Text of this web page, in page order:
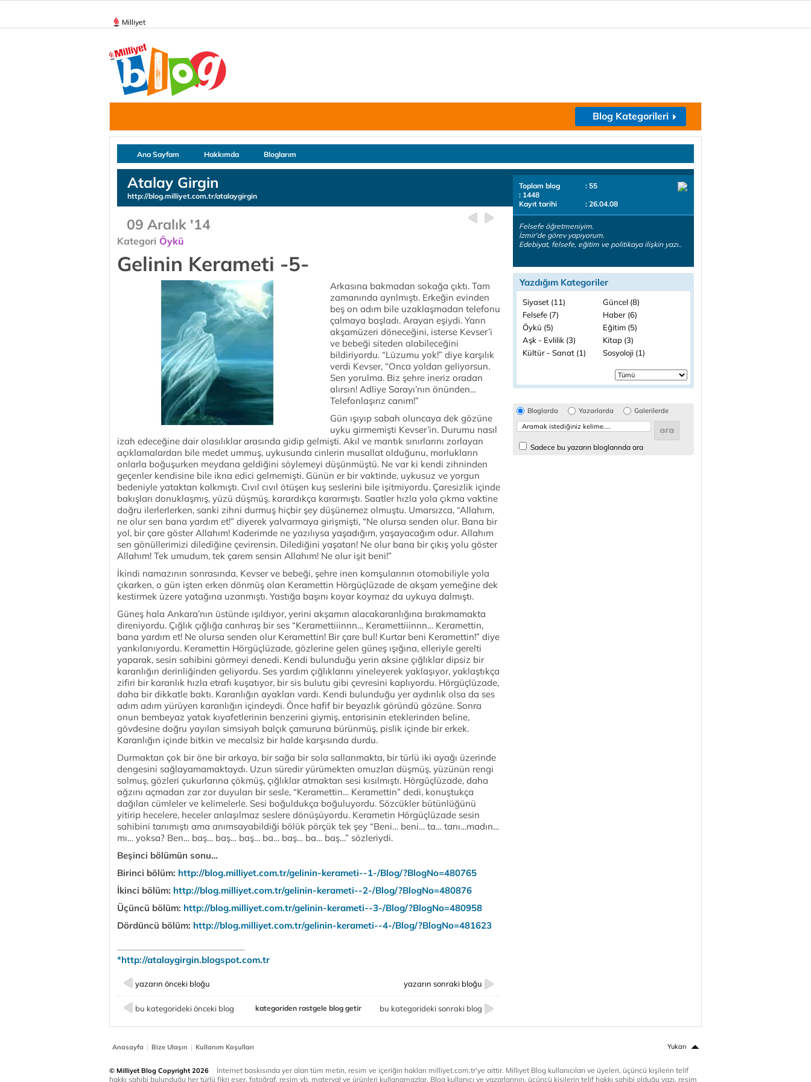
Milliyet
Blog Kategorileri
Ana Sayfam Hakkımda Bloglarım
Atalay Girgin
http://blog.milliyet.com.tr/atalaygirgin
09 Aralık '14
Kategori Öykü
Gelinin Kerameti -5-
Arkasına bakmadan sokağa çıktı. Tam
zamanında ayrılmıştı. Erkeğin evinden
beş on adım bile uzaklaşmadan telefonu
çalmaya başladı. Arayan eşiydi. Yarın
akşamüzeri döneceğini, isterse Kevser’i
ve bebeği siteden alabileceğini
bildiriyordu. “Lüzumu yok!” diye karşılık
verdi Kevser, “Onca yoldan geliyorsun.
Sen yorulma. Biz şehre ineriz oradan
alırsın! Adliye Sarayı’nın önünden…
Telefonlaşırız canım!”
Gün ışıyıp sabah oluncaya dek gözüne
uyku girmemişti Kevser’in. Durumu nasıl
izah edeceğine dair olasılıklar arasında gidip gelmişti. Akıl ve mantık sınırlarını zorlayan
açıklamalardan bile medet ummuş, uykusunda cinlerin musallat olduğunu, morlukların
onlarla boğuşurken meydana geldiğini söylemeyi düşünmüştü. Ne var ki kendi zihninden
geçenler kendisine bile ikna edici gelmemişti. Günün er bir vaktinde, uykusuz ve yorgun
bedeniyle yataktan kalkmıştı. Cıvıl cıvıl ötüşen kuş seslerini bile işitmiyordu. Çaresizlik içinde
bakışları donuklaşmış, yüzü düşmüş, karardıkça kararmıştı. Saatler hızla yola çıkma vaktine
doğru ilerlerlerken, sanki zihni durmuş hiçbir şey düşünemez olmuştu. Umarsızca, “Allahım,
ne olur sen bana yardım et!” diyerek yalvarmaya girişmişti, “Ne olursa senden olur. Bana bir
yol, bir çare göster Allahım! Kaderimde ne yazılıysa yaşadığım, yaşayacağım odur. Allahım
sen gönüllerimizi dilediğine çevirensin. Dilediğini yaşatan! Ne olur bana bir çıkış yolu göster
Allahım! Tek umudum, tek çarem sensin Allahım! Ne olur işit beni!”
İkindi namazının sonrasında, Kevser ve bebeği, şehre inen komşularının otomobiliyle yola
çıkarken, o gün işten erken dönmüş olan Keramettin Hörgüçlüzade de akşam yemeğine dek
kestirmek üzere yatağına uzanmıştı. Yastığa başını koyar koymaz da uykuya dalmıştı.
Güneş hala Ankara’nın üstünde ışıldıyor, yerini akşamın alacakaranlığına bırakmamakta
direniyordu. Çığlık çığlığa canhıraş bir ses “Keramettiiinnn… Keramettiiinnn… Keramettin,
bana yardım et! Ne olursa senden olur Keramettin! Bir çare bul! Kurtar beni Keramettin!” diye
yankılanıyordu. Keramettin Hörgüçlüzade, gözlerine gelen güneş ışığına, elleriyle gerelti
yaparak, sesin sahibini görmeyi denedi. Kendi bulunduğu yerin aksine çığlıklar dipsiz bir
karanlığın derinliğinden geliyordu. Ses yardım çığlıklarını yineleyerek yaklaşıyor, yaklaştıkça
zifiri bir karanlık hızla etrafı kuşatıyor, bir sis bulutu gibi çevresini kaplıyordu. Hörgüçlüzade,
daha bir dikkatle baktı. Karanlığın ayakları vardı. Kendi bulunduğu yer aydınlık olsa da ses
adım adım yürüyen karanlığın içindeydi. Önce hafif bir beyazlık göründü gözüne. Sonra
onun bembeyaz yatak kıyafetlerinin benzerini giymiş, entarisinin eteklerinden beline,
gövdesine doğru yayılan simsiyah balçık çamuruna bürünmüş, pislik içinde bir erkek.
Karanlığın içinde bitkin ve mecalsiz bir halde karşısında durdu.
Durmaktan çok bir öne bir arkaya, bir sağa bir sola sallanmakta, bir türlü iki ayağı üzerinde
dengesini sağlayamamaktaydı. Uzun süredir yürümekten omuzları düşmüş, yüzünün rengi
solmuş, gözleri çukurlarına çökmüş, çığlıklar atmaktan sesi kısılmıştı. Hörgüçlüzade, daha
ağzını açmadan zar zor duyulan bir sesle, “Keramettin… Keramettin” dedi, konuştukça
dağılan cümleler ve kelimelerle. Sesi boğuldukça boğuluyordu. Sözcükler bütünlüğünü
yitirip hecelere, heceler anlaşılmaz seslere dönüşüyordu. Kerametin Hörgüçlüzade sesin
sahibini tanımıştı ama anımsayabildiği bölük pörçük tek şey “Beni… beni… ta… tanı…madın…
mı… yoksa? Ben… baş… baş… baş… ba… baş… ba… baş…” sözleriydi.
Beşinci bölümün sonu…
Birinci bölüm: http://blog.milliyet.com.tr/gelinin-kerameti--1-/Blog/?BlogNo=480765
İkinci bölüm: http://blog.milliyet.com.tr/gelinin-kerameti--2-/Blog/?BlogNo=480876
Üçüncü bölüm: http://blog.milliyet.com.tr/gelinin-kerameti--3-/Blog/?BlogNo=480958
Dördüncü bölüm: http://blog.milliyet.com.tr/gelinin-kerameti--4-/Blog/?BlogNo=481623
*http://atalaygirgin.blogspot.com.tr
yazarın önceki bloğu yazarın sonraki bloğu
bu kategorideki önceki blog bu kategorideki sonraki blog
kategoriden rastgele blog getir
Toplam blog
: 55
: 1448
Kayıt tarihi
: 26.04.08
Felsefe öğretmeniyim.
İzmir'de görev yapıyorum.
Edebiyat, felsefe, eğitim ve politikaya ilişkin yazı..
Yazdığım Kategoriler
Siyaset (11)
Güncel (8)
Felsefe (7)
Haber (6)
Öykü (5)
Eğitim (5)
Aşk - Evlilik (3)
Kitap (3)
Kültür - Sanat (1)
Sosyoloji (1)
Bloglarda Yazarlarda Galerilerde
Sadece bu yazarın bloglarında ara
Anasayfa | Bize Ulaşın | Kullanım Koşulları Yukarı
© Milliyet Blog Copyright 2026
İnternet baskısında yer alan tüm metin, resim ve içeriğin hakları milliyet.com.tr'ye aittir. Milliyet Blog kullanıcıları ve üyeleri, üçüncü kişilerin telif
hakkı sahibi bulunduğu her türlü fikri eser, fotoğraf, resim vb. materyal ve ürünleri kullanamazlar. Blog kullanıcı ve yazarlarının, üçüncü kişilerin telif hakkı sahibi olduğu yazı, resim